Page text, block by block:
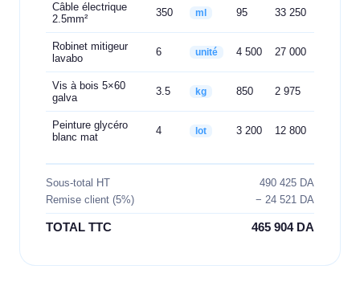
Câble électrique
2.5mm²
350 ml 95 33 250
Robinet mitigeur
lavabo
6 unité 4 500 27 000
Vis à bois 5×60
galva
3.5 kg 850 2 975
Peinture glycéro
blanc mat
4 lot 3 200 12 800
Sous-total HT
490 425 DA
Remise client (5%)
− 24 521 DA
TOTAL TTC 465 904 DA